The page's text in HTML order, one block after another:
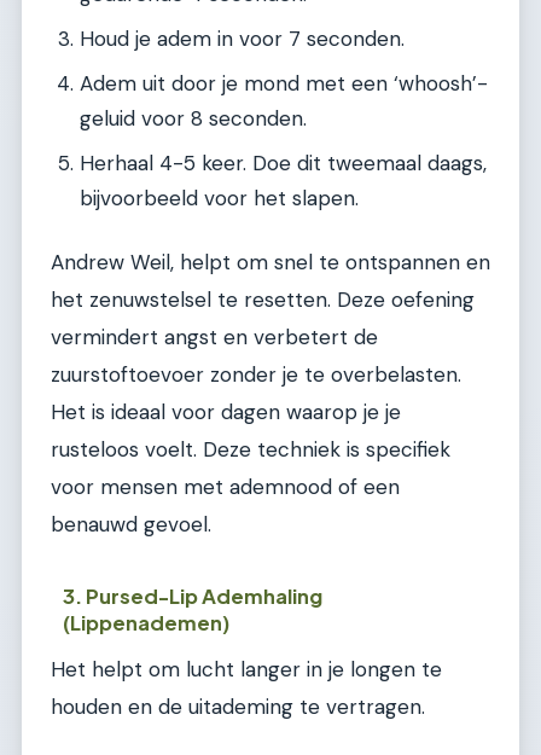
Houd je adem in voor 7 seconden.
Adem uit door je mond met een ‘whoosh’-
geluid voor 8 seconden.
Herhaal 4-5 keer. Doe dit tweemaal daags,
bijvoorbeeld voor het slapen.
Andrew Weil, helpt om snel te ontspannen en
het zenuwstelsel te resetten. Deze oefening
vermindert angst en verbetert de
zuurstoftoevoer zonder je te overbelasten.
Het is ideaal voor dagen waarop je je
rusteloos voelt. Deze techniek is specifiek
voor mensen met ademnood of een
benauwd gevoel.
3. Pursed-Lip Ademhaling
(Lippenademen)
Het helpt om lucht langer in je longen te
houden en de uitademing te vertragen.